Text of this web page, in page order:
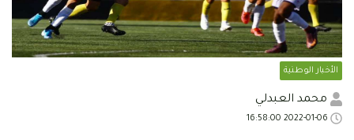
الأخبار الوطنية
محمد العبدلي